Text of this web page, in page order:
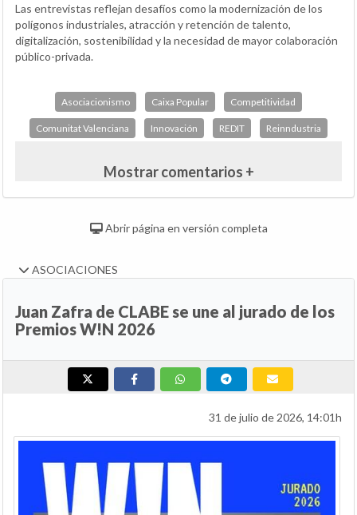
Las entrevistas reflejan desafíos como la modernización de los
polígonos industriales, atracción y retención de talento,
digitalización, sostenibilidad y la necesidad de mayor colaboración
público-privada.
Asociacionismo Caixa Popular Competitividad
Comunitat Valenciana Innovación REDIT Reinndustria
Mostrar comentarios +
Abrir página en versión completa
ASOCIACIONES
Juan Zafra de CLABE se une al jurado de los
Premios W!N 2026
31 de julio de 2026, 14:01h